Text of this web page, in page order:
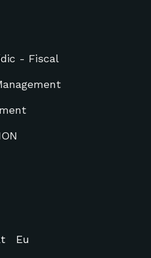
- Fiscal
Eu